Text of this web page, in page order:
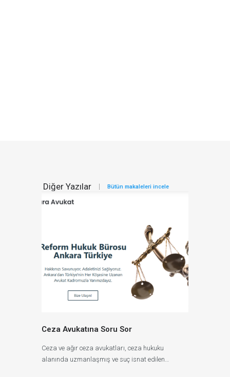
Diğer Yazılar Bütün makaleleri incele
Ceza Avukatına Soru Sor
Ceza ve ağır ceza avukatları, ceza hukuku
alanında uzmanlaşmış ve suç isnat edilen…